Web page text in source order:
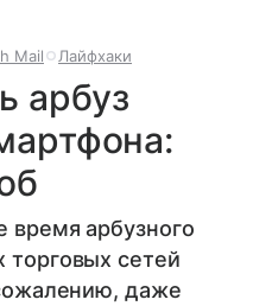
Mail Лайфхаки
арбуз
время арбузного
торговых сетей
даже